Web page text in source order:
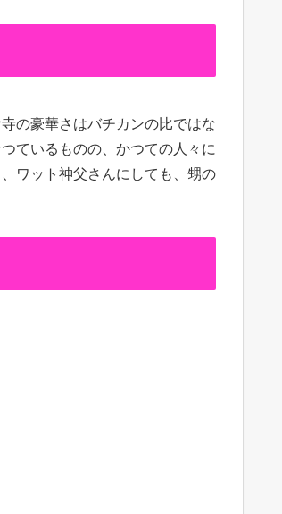
の豪華さはバチカンの比ではな
ているものの、かつての人々に
ワット神父さんにしても、甥の